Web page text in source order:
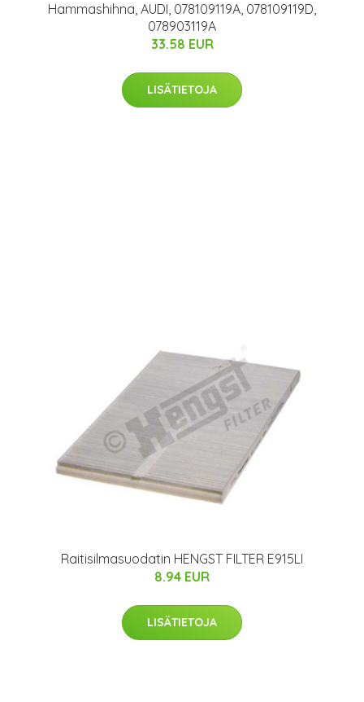
Hammashihna, AUDI, 078109119A, 078109119D,
078903119A
33.58 EUR
LISÄTIETOJA
Raitisilmasuodatin HENGST FILTER E915LI
8.94 EUR
LISÄTIETOJA